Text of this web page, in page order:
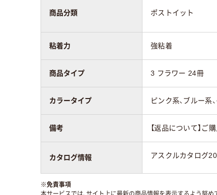
商品分類 ポストイット
粘着力 強粘着
商品タイプ 3 フラワー 24冊
カラータイプ ピンク系、ブルー系
備考 【返品について】ご
カタログ情報 アスクルカタログ
※免責事項